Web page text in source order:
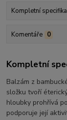
Kompletní
Komentáře 0
Kompletní
Balzám z
složku tvoří
hloubky prohřívá
podporuje její